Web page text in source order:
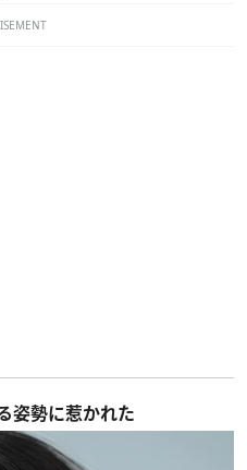
姿勢に惹かれた